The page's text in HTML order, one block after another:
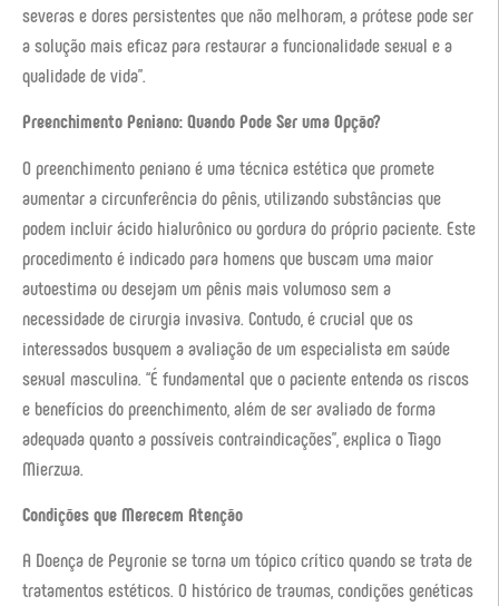
severas e dores persistentes que não melhoram, a prótese pode ser
a solução mais eficaz para restaurar a funcionalidade sexual e a
qualidade de vida”.
Preenchimento Peniano: Quando Pode Ser uma Opção?
O preenchimento peniano é uma técnica estética que promete
aumentar a circunferência do pênis, utilizando substâncias que
podem incluir ácido hialurônico ou gordura do próprio paciente. Este
procedimento é indicado para homens que buscam uma maior
autoestima ou desejam um pênis mais volumoso sem a
necessidade de cirurgia invasiva. Contudo, é crucial que os
interessados busquem a avaliação de um especialista em saúde
sexual masculina. “É fundamental que o paciente entenda os riscos
e benefícios do preenchimento, além de ser avaliado de forma
adequada quanto a possíveis contraindicações”, explica o Tiago
Mierzwa.
Condições que Merecem Atenção
A Doença de Peyronie se torna um tópico crítico quando se trata de
tratamentos estéticos. O histórico de traumas, condições genéticas